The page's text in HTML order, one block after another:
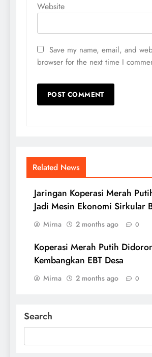
Website
Save my name, email, and
browser for the next time I
Related News
Jaringan Koperasi Merah
Jadi Mesin Ekonomi Sirkular
Mirna 2 months ago 0
Koperasi Merah Putih
Kembangkan EBT Desa
Mirna 2 months ago 0
Search